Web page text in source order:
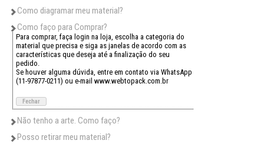
Como diagramar meu material?
Como faço para Comprar?
Para comprar, faça login na loja, escolha a categoria do
material que precisa e siga as janelas de acordo com as
características que deseja até a finalização do seu
pedido.
Se houver alguma dúvida, entre em contato via WhatsApp
(11-97877-0211) ou e-mail www.webtopack.com.br
Fechar
Não tenho a arte. Como faço?
Posso retirar meu material?